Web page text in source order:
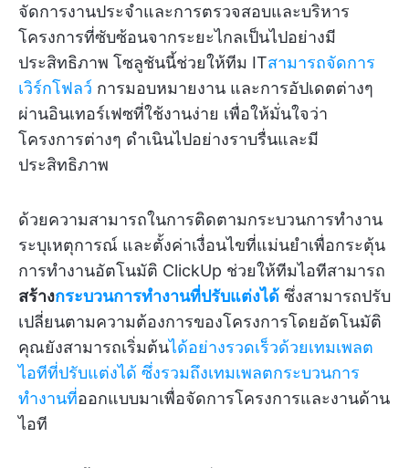
จัดการงานประจำและการตรวจสอบและบริหาร
โครงการที่ซับซ้อนจากระยะไกลเป็นไปอย่างมี
ประสิทธิภาพ โซลูชันนี้ช่วยให้ทีม ITสามารถจัดการ
เวิร์กโฟลว์ การมอบหมายงาน และการอัปเดตต่างๆ
ผ่านอินเทอร์เฟซที่ใช้งานง่าย เพื่อให้มั่นใจว่า
โครงการต่างๆ ดำเนินไปอย่างราบรื่นและมี
ประสิทธิภาพ
ด้วยความสามารถในการติดตามกระบวนการทำงาน
ระบุเหตุการณ์ และตั้งค่าเงื่อนไขที่แม่นยำเพื่อกระตุ้น
การทำงานอัตโนมัติ ClickUp ช่วยให้ทีมไอทีสามารถ
สร้างกระบวนการทำงานที่ปรับแต่งได้ ซึ่งสามารถปรับ
เปลี่ยนตามความต้องการของโครงการโดยอัตโนมัติ
คุณยังสามารถเริ่มต้นได้อย่างรวดเร็วด้วยเทมเพลต
ไอทีที่ปรับแต่งได้ ซึ่งรวมถึงเทมเพลตกระบวนการ
ทำงานที่ออกแบบมาเพื่อจัดการโครงการและงานด้าน
ไอที